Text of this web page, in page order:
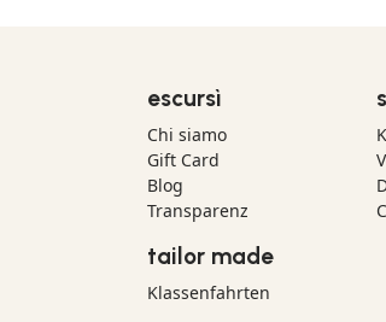
escursì
Chi siamo
Gift Card
Blog
Transparenz
tailor made
Klassenfahrten